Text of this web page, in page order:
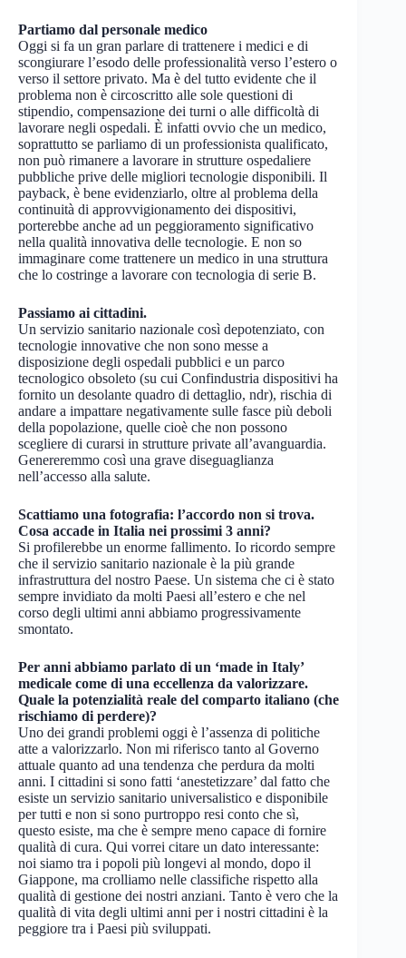
Partiamo dal personale medico
Oggi si fa un gran parlare di trattenere i medici e di
scongiurare l’esodo delle professionalità verso l’estero o
verso il settore privato. Ma è del tutto evidente che il
problema non è circoscritto alle sole questioni di
stipendio, compensazione dei turni o alle difficoltà di
lavorare negli ospedali. È infatti ovvio che un medico,
soprattutto se parliamo di un professionista qualificato,
non può rimanere a lavorare in strutture ospedaliere
pubbliche prive delle migliori tecnologie disponibili. Il
payback, è bene evidenziarlo, oltre al problema della
continuità di approvvigionamento dei dispositivi,
porterebbe anche ad un peggioramento significativo
nella qualità innovativa delle tecnologie. E non so
immaginare come trattenere un medico in una struttura
che lo costringe a lavorare con tecnologia di serie B.
Passiamo ai cittadini.
Un servizio sanitario nazionale così depotenziato, con
tecnologie innovative che non sono messe a
disposizione degli ospedali pubblici e un parco
tecnologico obsoleto (su cui Confindustria dispositivi ha
fornito un desolante quadro di dettaglio, ndr), rischia di
andare a impattare negativamente sulle fasce più deboli
della popolazione, quelle cioè che non possono
scegliere di curarsi in strutture private all’avanguardia.
Genereremmo così una grave diseguaglianza
nell’accesso alla salute.
Scattiamo una fotografia: l’accordo non si trova.
Cosa accade in Italia nei prossimi 3 anni?
Si profilerebbe un enorme fallimento. Io ricordo sempre
che il servizio sanitario nazionale è la più grande
infrastruttura del nostro Paese. Un sistema che ci è stato
sempre invidiato da molti Paesi all’estero e che nel
corso degli ultimi anni abbiamo progressivamente
smontato.
Per anni abbiamo parlato di un ‘made in Italy’
medicale come di una eccellenza da valorizzare.
Quale la potenzialità reale del comparto italiano (che
rischiamo di perdere)?
Uno dei grandi problemi oggi è l’assenza di politiche
atte a valorizzarlo. Non mi riferisco tanto al Governo
attuale quanto ad una tendenza che perdura da molti
anni. I cittadini si sono fatti ‘anestetizzare’ dal fatto che
esiste un servizio sanitario universalistico e disponibile
per tutti e non si sono purtroppo resi conto che sì,
questo esiste, ma che è sempre meno capace di fornire
qualità di cura. Qui vorrei citare un dato interessante:
noi siamo tra i popoli più longevi al mondo, dopo il
Giappone, ma crolliamo nelle classifiche rispetto alla
qualità di gestione dei nostri anziani. Tanto è vero che la
qualità di vita degli ultimi anni per i nostri cittadini è la
peggiore tra i Paesi più sviluppati.